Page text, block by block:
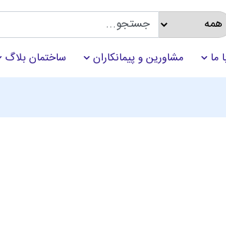
ما مشاورین و پیمانکاران ساختمان بلاگ